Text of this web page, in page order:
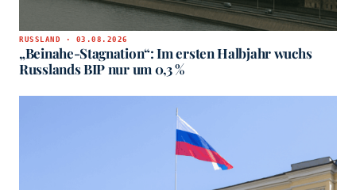
RUSSLAND · 03.08.2026
„Beinahe-Stagnation“: Im ersten Halbjahr wuchs
Russlands BIP nur um 0,3 %